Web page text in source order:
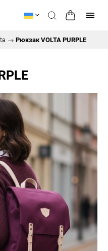
/ Рюкзак VOLTA PURPLE